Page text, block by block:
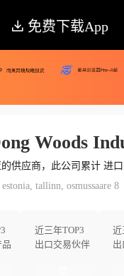
免费下载App
供应商，此公司累计 进
tallinn, osmussaare 8
品
近三年TOP3
出口交易伙伴
近
出